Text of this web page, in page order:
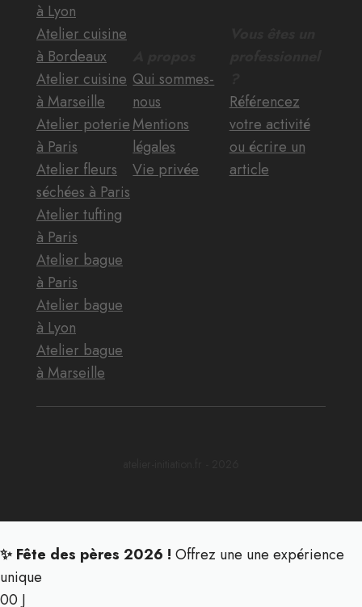
à Lyon
Atelier cuisine
à Bordeaux
Atelier cuisine
à Marseille
Atelier poterie
à Paris
Atelier fleurs
séchées à Paris
Atelier tufting
à Paris
Atelier bague
à Paris
Atelier bague
à Lyon
Atelier bague
à Marseille
Qui sommes-
nous
Mentions
légales
Vie privée
Référencez
votre activité
ou écrire un
article
✨ Fête des pères 2026 ! Offrez une une expérience
unique
00 J